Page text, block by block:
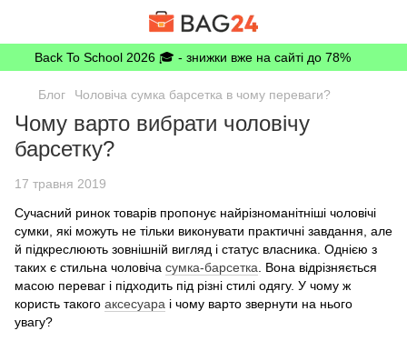
Back To School 2026 🎓 - знижки вже на сайті до 78%
Блог Чоловіча сумка барсетка в чому переваги?
Чому варто вибрати чоловічу
барсетку?
17 травня 2019
Сучасний ринок товарів пропонує найрізноманітніші чоловічі
сумки, які можуть не тільки виконувати практичні завдання, але
й підкреслюють зовнішній вигляд і статус власника. Однією з
таких є стильна чоловіча сумка-барсетка . Вона відрізняється
масою переваг і підходить під різні стилі одягу. У чому ж
користь такого аксесуара і чому варто звернути на нього
увагу?